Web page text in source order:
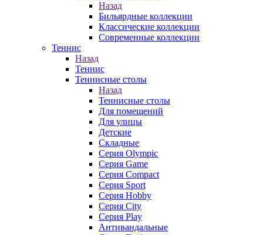
Назад
Бильярдные коллекции
Классические коллекции
Современные коллекции
Теннис
Назад
Теннис
Теннисные столы
Назад
Теннисные столы
Для помещений
Для улицы
Детские
Складные
Серия Olympic
Серия Game
Серия Compact
Серия Sport
Серия Hobby
Серия City
Серия Play
Антивандальные